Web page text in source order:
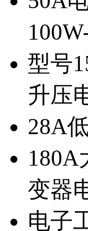
型号
升压
28A
180A
变器
电子